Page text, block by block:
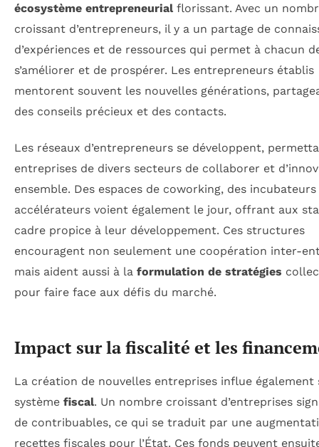
écosystème entrepreneurialflorissant. Avec un
croissant d’entrepreneurs, il y a un partage de
d’expériences et de ressources qui permet à chacun
s’améliorer et de prospérer. Les entrepreneurs établis
mentorent souvent les nouvelles générations,
des conseils précieux et des contacts.
Les réseaux d’entrepreneurs se développent,
entreprises de divers secteurs de collaborer et
ensemble. Des espaces de coworking, des
accélérateurs voient également le jour, offrant aux
cadre propice à leur développement. Ces structures
encouragent non seulement une coopération inter-
mais aident aussi à la formulation de stratégies
pour faire face aux défis du marché.
Impact sur la fiscalité et les
La création de nouvelles entreprises influe également
système fiscal. Un nombre croissant d’entreprises
de contribuables, ce qui se traduit par une
recettes fiscales pour l’État. Ces fonds peuvent